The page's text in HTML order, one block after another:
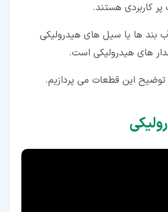
کاربردی هستند.
بند ها یا سیل های هیدرولیکی
مدار های هیدرولیکی است.
توضیح این قطعات می پردازیم.